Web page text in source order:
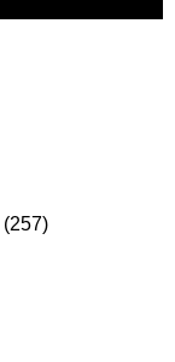
(257)